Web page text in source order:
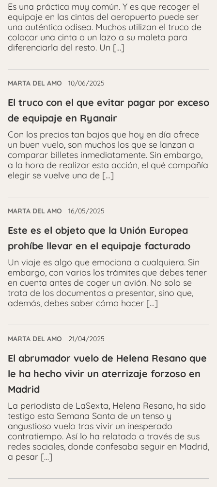
Es una práctica muy común. Y es que recoger el
equipaje en las cintas del aeropuerto puede ser
una auténtica odisea. Muchos utilizan el truco de
colocar una cinta o un lazo a su maleta para
diferenciarla del resto. Un […]
MARTA DEL AMO 10/06/2025
El truco con el que evitar pagar por exceso
de equipaje en Ryanair
Con los precios tan bajos que hoy en día ofrece
un buen vuelo, son muchos los que se lanzan a
comparar billetes inmediatamente. Sin embargo,
a la hora de realizar esta acción, el qué compañía
elegir se vuelve una de […]
MARTA DEL AMO 16/05/2025
Este es el objeto que la Unión Europea
prohíbe llevar en el equipaje facturado
Un viaje es algo que emociona a cualquiera. Sin
embargo, con varios los trámites que debes tener
en cuenta antes de coger un avión. No solo se
trata de los documentos a presentar, sino que,
además, debes saber cómo hacer […]
MARTA DEL AMO 21/04/2025
El abrumador vuelo de Helena Resano que
le ha hecho vivir un aterrizaje forzoso en
Madrid
La periodista de LaSexta, Helena Resano, ha sido
testigo esta Semana Santa de un tenso y
angustioso vuelo tras vivir un inesperado
contratiempo. Así lo ha relatado a través de sus
redes sociales, donde confesaba seguir en Madrid,
a pesar […]